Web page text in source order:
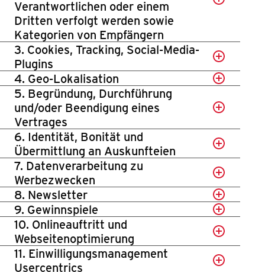
Verantwortlichen oder einem
Dritten verfolgt werden sowie
Kategorien von Empfängern
3. Cookies, Tracking, Social-Media-
Plugins
4. Geo-Lokalisation
5. Begründung, Durchführung
und/oder Beendigung eines
Vertrages
6. Identität, Bonität und
Übermittlung an Auskunfteien
7. Datenverarbeitung zu
Werbezwecken
8. Newsletter
9. Gewinnspiele
10. Onlineauftritt und
Webseitenoptimierung
11. Einwilligungsmanagement
Usercentrics